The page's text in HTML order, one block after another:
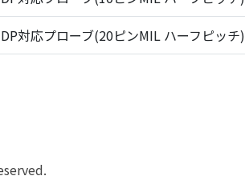
対応プローブ(20ピンMIL ハーフピッチ)